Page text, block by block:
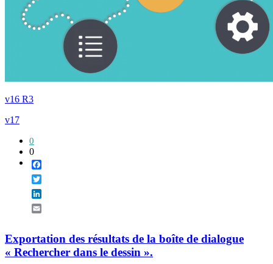
v16 R3
v17
0
0
Exportation des résultats de la boîte de dialogue
« Rechercher dans le dessin ».